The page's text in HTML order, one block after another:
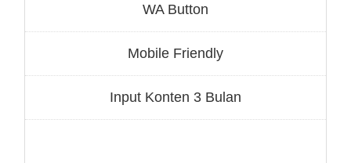
WA Button
Mobile Friendly
Input Konten 3 Bulan